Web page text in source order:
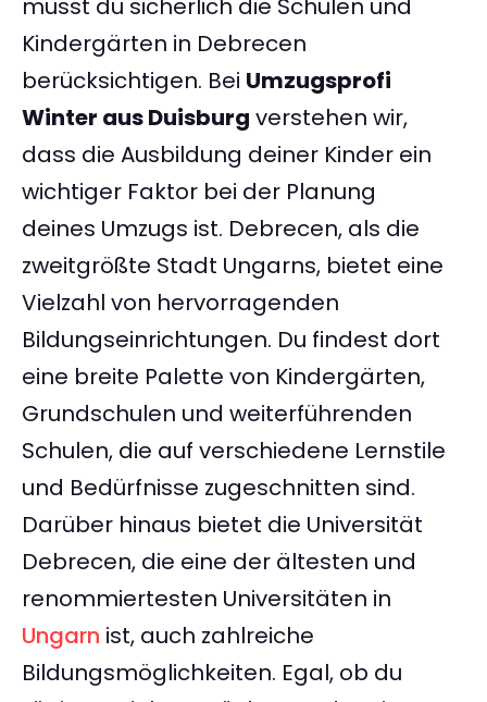
musst du sicherlich die Schulen und
Kindergärten in Debrecen
berücksichtigen. Bei Umzugsprofi
Winter aus Duisburg verstehen wir,
dass die Ausbildung deiner Kinder ein
wichtiger Faktor bei der Planung
deines Umzugs ist. Debrecen, als die
zweitgrößte Stadt Ungarns, bietet eine
Vielzahl von hervorragenden
Bildungseinrichtungen. Du findest dort
eine breite Palette von Kindergärten,
Grundschulen und weiterführenden
Schulen, die auf verschiedene Lernstile
und Bedürfnisse zugeschnitten sind.
Darüber hinaus bietet die Universität
Debrecen, die eine der ältesten und
renommiertesten Universitäten in
Ungarn ist, auch zahlreiche
Bildungsmöglichkeiten. Egal, ob du